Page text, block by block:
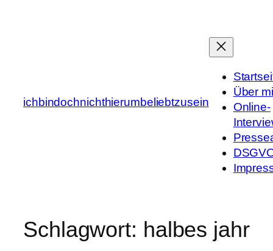
ichbindochnichthierumbeliebtzusein
Über
Online-
Schlagwort: halbes jahr